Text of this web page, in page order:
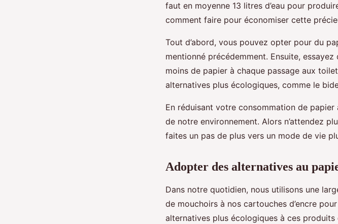
faut en moyenne 13 litres d’eau pour
comment faire pour économiser cette
Tout d’abord, vous pouvez opter pour du
mentionné précédemment. Ensuite,
moins de papier à chaque passage aux
alternatives plus écologiques, comme le
En réduisant votre consommation de
de notre environnement. Alors n’attendez
faites un pas de plus vers un mode de vie
Adopter des alternatives au
Dans notre quotidien, nous utilisons une
de mouchoirs à nos cartouches d’encre
alternatives plus écologiques à ces produits